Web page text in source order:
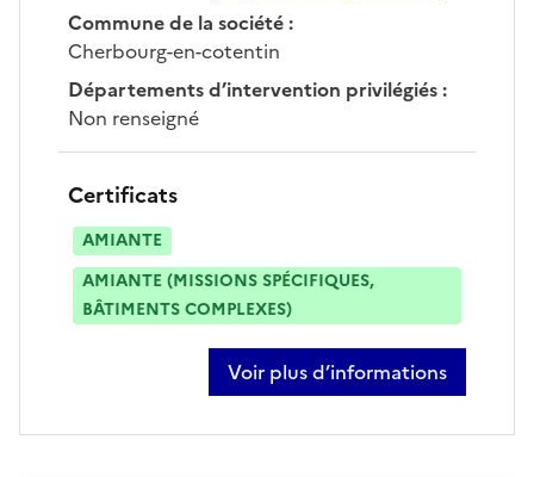
Commune de la société:
Cherbourg-en-cotentin
Départements d’intervention privilégiés:
Non renseigné
Certificats
AMIANTE
AMIANTE (MISSIONS SPÉCIFIQUES,
BÂTIMENTS COMPLEXES)
Voir plus d’informations
sur rémy baudain